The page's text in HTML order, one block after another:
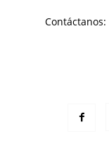
Contáctanos: